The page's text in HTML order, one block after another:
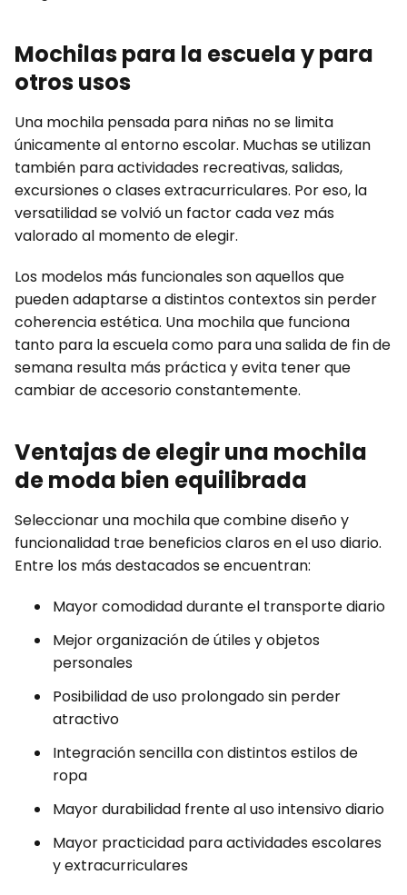
Mochilas para la escuela y para
otros usos
Una mochila pensada para niñas no se limita
únicamente al entorno escolar. Muchas se utilizan
también para actividades recreativas, salidas,
excursiones o clases extracurriculares. Por eso, la
versatilidad se volvió un factor cada vez más
valorado al momento de elegir.
Los modelos más funcionales son aquellos que
pueden adaptarse a distintos contextos sin perder
coherencia estética. Una mochila que funciona
tanto para la escuela como para una salida de fin de
semana resulta más práctica y evita tener que
cambiar de accesorio constantemente.
Ventajas de elegir una mochila
de moda bien equilibrada
Seleccionar una mochila que combine diseño y
funcionalidad trae beneficios claros en el uso diario.
Entre los más destacados se encuentran:
Mayor comodidad durante el transporte diario
Mejor organización de útiles y objetos
personales
Posibilidad de uso prolongado sin perder
atractivo
Integración sencilla con distintos estilos de
ropa
Mayor durabilidad frente al uso intensivo diario
Mayor practicidad para actividades escolares
y extracurriculares